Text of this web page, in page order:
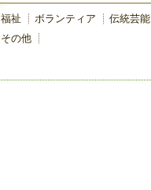
福祉 ボランティア
伝統芸能
その他